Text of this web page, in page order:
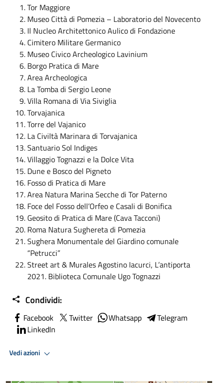
Tor Maggiore
Museo Città di Pomezia – Laboratorio del Novecento
Il Nucleo Architettonico Aulico di Fondazione
Cimitero Militare Germanico
Museo Civico Archeologico Lavinium
Borgo Pratica di Mare
Area Archeologica
La Tomba di Sergio Leone
Villa Romana di Via Siviglia
Torvajanica
Torre del Vajanico
La Civiltà Marinara di Torvajanica
Santuario Sol Indiges
Villaggio Tognazzi e la Dolce Vita
Dune e Bosco del Pigneto
Fosso di Pratica di Mare
Area Natura Marina Secche di Tor Paterno
Foce del Fosso dell’Orfeo e Casali di Bonifica
Geosito di Pratica di Mare (Cava Tacconi)
Roma Natura Sughereta di Pomezia
Sughera Monumentale del Giardino comunale
“Petrucci”
Street art & Murales Agostino Iacurci, L’antiporta
2021. Biblioteca Comunale Ugo Tognazzi
Condividi:
Facebook Twitter Whatsapp
Telegram
LinkedIn
Vedi azioni